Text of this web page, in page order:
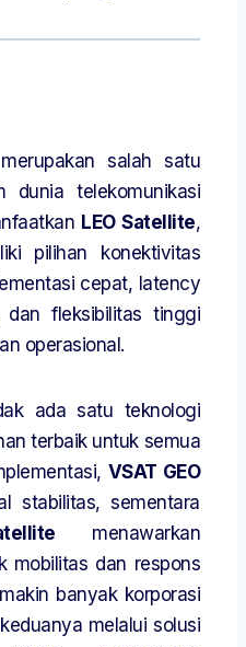
salah satu
dunia telekomunikasi
LEO Satellite,
pilihan konektivitas
cepat, latency
dan fleksibilitas tinggi
operasional.
ada satu teknologi
terbaik untuk semua
VSAT GEO
stabilitas, sementara
menawarkan
mobilitas dan respons
banyak korporasi
melalui solusi